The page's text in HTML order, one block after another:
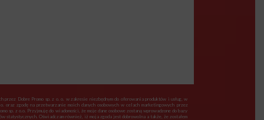
przez Dobre Promo sp. z o. o. w zakresie niezbędnym do oferowania produktów i usług, w
oraz zgodę na przetwarzanie moich danych osobowych w celach marketingowych przez
sp. z o.o. Przyjmuję do wiadomości, że moje dane osobowe zostaną wprowadzone do bazy
statystycznych. Oświadczam również, iż moja zgoda jest dobrowolna a także, że zostałem